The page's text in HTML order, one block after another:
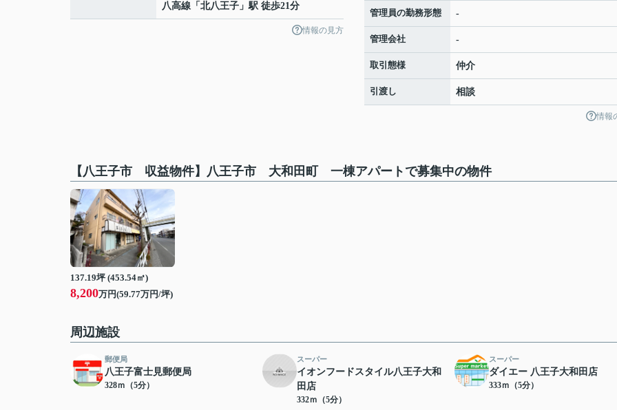
八高線 「 北八王子 」駅 徒歩21分
情報の見方
管理員の勤務形態 -
管理会社 -
取引態様 仲介
引渡し 相談
情報
【八王子市 収益物件】八王子市 大和田町 一棟アパートで募集中の物件
137.19坪 (453.54㎡)
8,200万円(59.77万円/坪)
周辺施設
郵便局
八王子富士見郵便局
328ｍ（5分）
スーパー
イオンフードスタイル八王子大和
田店
332ｍ（5分）
スーパー
ダイエー 八王子大和田店
333ｍ（5分）